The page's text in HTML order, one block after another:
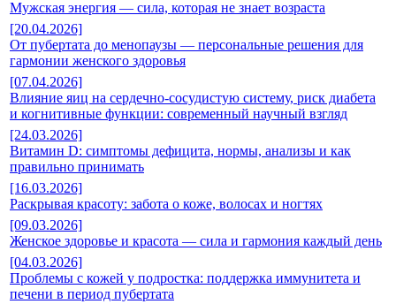
Мужская энергия — сила, которая не знает возраста
[20.04.2026]
От пубертата до менопаузы — персональные решения для
гармонии женского здоровья
[07.04.2026]
Влияние яиц на сердечно-сосудистую систему, риск диабета
и когнитивные функции: современный научный взгляд
[24.03.2026]
Витамин D: симптомы дефицита, нормы, анализы и как
правильно принимать
[16.03.2026]
Раскрывая красоту: забота о коже, волосах и ногтях
[09.03.2026]
Женское здоровье и красота — сила и гармония каждый день
[04.03.2026]
Проблемы с кожей у подростка: поддержка иммунитета и
печени в период пубертата